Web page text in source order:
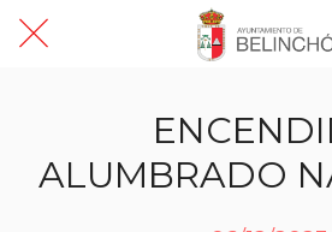
ALUMBRADO